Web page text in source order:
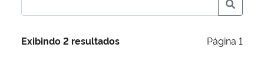
Exibindo 2 resultados Página 1